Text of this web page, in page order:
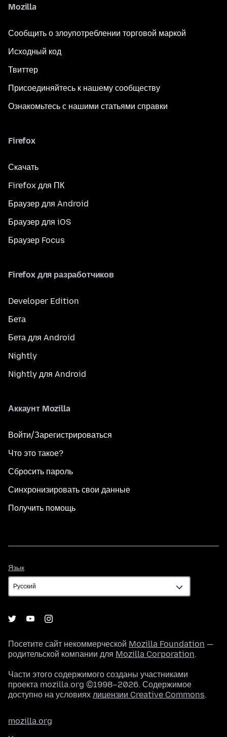
Mozilla
Сообщить о злоупотреблении торговой маркой
Исходный код
Твиттер
Присоединяйтесь к нашему сообществу
Ознакомьтесь с нашими статьями справки
Firefox
Скачать
Firefox для ПК
Браузер для Android
Браузер для iOS
Браузер Focus
Firefox для разработчиков
Developer Edition
Бета
Бета для Android
Nightly
Nightly для Android
Аккаунт Mozilla
Войти/Зарегистрироваться
Что это такое?
Сбросить пароль
Синхронизировать свои данные
Получить помощь
Язык
Посетите сайт некоммерческой Mozilla Foundation —
родительской компании для Mozilla Corporation.
Части этого содержимого созданы участниками
проекта mozilla.org ©1998–2026. Содержимое
доступно на условиях лицензии Creative Commons.
mozilla.org